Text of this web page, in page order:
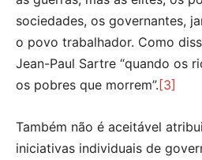
sociedades, os governantes,
o povo trabalhador. Como
Jean-Paul Sartre “quando os
os pobres que morrem”.[3]
Também não é aceitável
iniciativas individuais de